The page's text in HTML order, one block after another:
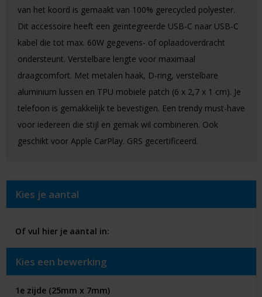
van het koord is gemaakt van 100% gerecycled polyester.
Dit accessoire heeft een geïntegreerde USB-C naar USB-C
kabel die tot max. 60W gegevens- of oplaadoverdracht
ondersteunt. Verstelbare lengte voor maximaal
draagcomfort. Met metalen haak, D-ring, verstelbare
aluminium lussen en TPU mobiele patch (6 x 2,7 x 1 cm). Je
telefoon is gemakkelijk te bevestigen. Een trendy must-have
voor iedereen die stijl en gemak wil combineren. Ook
geschikt voor Apple CarPlay. GRS gecertificeerd.
Kies je aantal
Of vul hier je aantal in:
Kies een bewerking
1e zijde (25mm x 7mm)